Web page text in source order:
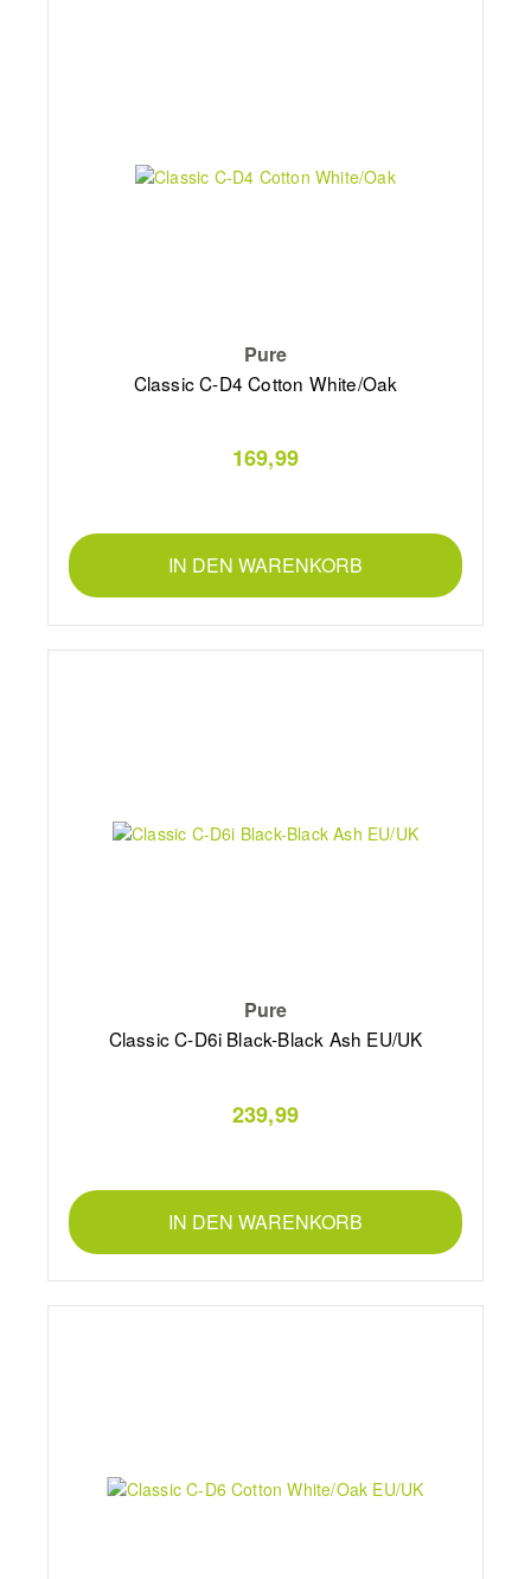
Pure
Classic C-D4 Cotton White/Oak
169,99
IN DEN WARENKORB
Pure
Classic C-D6i Black-Black Ash EU/UK
239,99
IN DEN WARENKORB